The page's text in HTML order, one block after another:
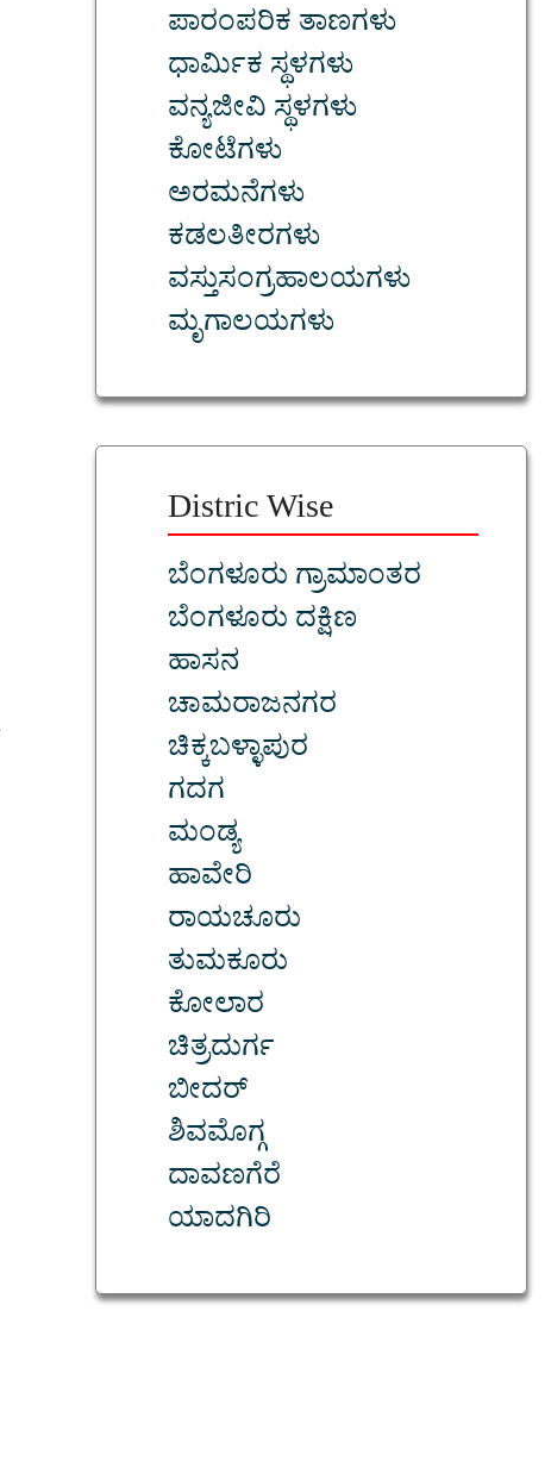
ಪಾರಂಪರಿಕ ತಾಣಗಳು
ಧಾರ್ಮಿಕ ಸ್ಥಳಗಳು
ವನ್ಯಜೀವಿ ಸ್ಥಳಗಳು
ಕೋಟೆಗಳು
ಅರಮನೆಗಳು
ಕಡಲತೀರಗಳು
ವಸ್ತುಸಂಗ್ರಹಾಲಯಗಳು
ಮೃಗಾಲಯಗಳು
Distric Wise
ಬೆಂಗಳೂರು ಗ್ರಾಮಾಂತರ
ಬೆಂಗಳೂರು ದಕ್ಷಿಣ
ಹಾಸನ
ಚಾಮರಾಜನಗರ
ಚಿಕ್ಕಬಳ್ಳಾಪುರ
ಗದಗ
ಮಂಡ್ಯ
ಹಾವೇರಿ
ರಾಯಚೂರು
ತುಮಕೂರು
ಕೋಲಾರ
ಚಿತ್ರದುರ್ಗ
ಬೀದರ್
ಶಿವಮೊಗ್ಗ
ದಾವಣಗೆರೆ
ಯಾದಗಿರಿ